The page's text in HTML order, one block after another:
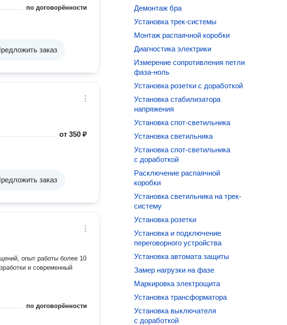
по договорённости
заказ
от350 ₽
заказ
опыт работы более 10
и современный
по договорённости
Демонтаж бра
Установка трек-системы
Монтаж распаячной коробки
Диагностика электрики
Измерение сопротивления петли
фаза-ноль
Установка розетки с доработкой
Установка стабилизатора
напряжения
Установка спот-светильника
Установка светильника
Установка спот-светильника
с доработкой
Расключение распаячной
коробки
Установка светильника на трек-
систему
Установка розетки
Установка и подключение
переговорного устройства
Установка автомата защиты
Замер нагрузки на фазе
Маркировка электрощита
Установка трансформатора
Установка выключателя
с доработкой